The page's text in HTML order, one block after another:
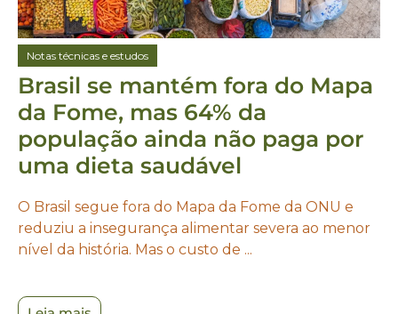
Notas técnicas e estudos
Brasil se mantém fora do Mapa
da Fome, mas 64% da
população ainda não paga por
uma dieta saudável
O Brasil segue fora do Mapa da Fome da ONU e
reduziu a insegurança alimentar severa ao menor
nível da história. Mas o custo de ...